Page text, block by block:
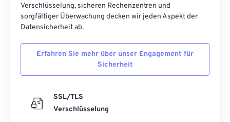
Verschlüsselung, sicheren Rechenzentren und
sorgfältiger Überwachung decken wir jeden Aspekt der
Datensicherheit ab.
Erfahren Sie mehr über unser Engagement für
Sicherheit
SSL/TLS
Verschlüsselung